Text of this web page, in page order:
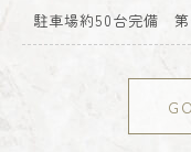
駐車場約50台完備